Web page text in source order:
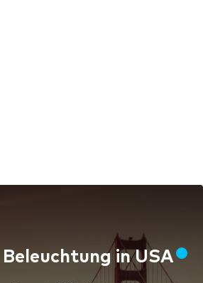
Beleuchtung in USA